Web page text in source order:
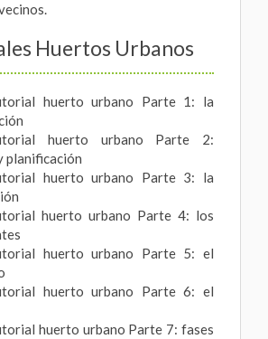
Huertos Urbanos
huerto urbano Parte 1: la
huerto urbano Parte 2:
planificación
huerto urbano Parte 3: la
huerto urbano Parte 4: los
huerto urbano Parte 5: el
huerto urbano Parte 6: el
huerto urbano Parte 7: fases